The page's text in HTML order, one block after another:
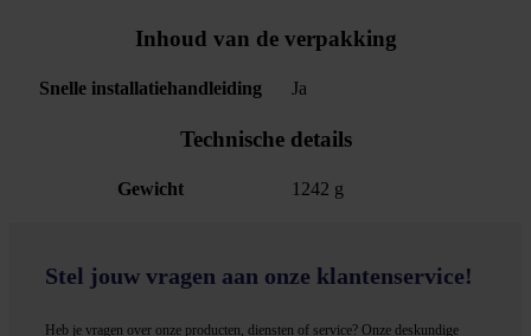
Inhoud van de verpakking
Snelle installatiehandleiding Ja
Technische details
Gewicht 1242 g
Stel jouw vragen aan onze klantenservice!
Heb je vragen over onze producten, diensten of service? Onze deskundige